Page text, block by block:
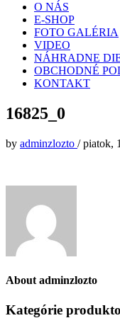
O NÁS
E-SHOP
FOTO GALÉRIA
VIDEO
NÁHRADNE
OBCHODNÉ
KONTAKT
16825_0
by adminzlozto /piatok,
About adminzlozto
Kategórie